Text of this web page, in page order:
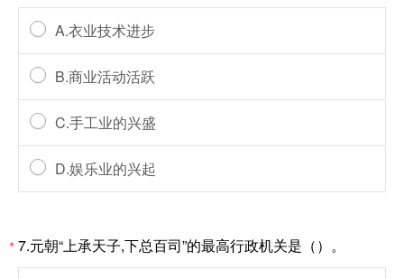
A.衣业技术进步
B.商业活动活跃
C.手工业的兴盛
D.娱乐业的兴起
*7.元朝“上承天子,下总百司”的最高行政机关是（）。